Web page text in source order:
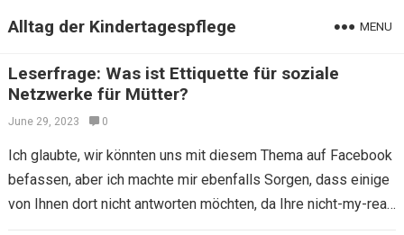
Alltag der Kindertagespflege MENU
Leserfrage: Was ist Ettiquette für soziale
Netzwerke für Mütter?
June 29, 2023 0
Ich glaubte, wir könnten uns mit diesem Thema auf Facebook
befassen, aber ich machte mir ebenfalls Sorgen, dass einige
von Ihnen dort nicht antworten möchten, da Ihre nicht-my-real-